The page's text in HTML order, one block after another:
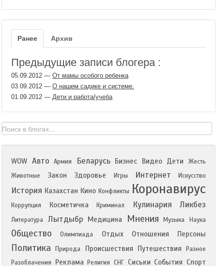
Ранее Архив
Предыдущие записи блогера :
05.09.2012 — От мамы особого ребенка
03.09.2012 — О нашем садике и системе.
01.09.2012 — Дети и работа/учеба
WOW Авто Армия Беларусь Бизнес Видео Дети
Жесть
Животные
Закон Здоровье Игры Интернет Искусство
История Казахстан Кино Конфликты Коронавирус
Коррупция Косметичка Криминал Кулинария Ликбез
Литература Лытдыбр Медицина Мнения Музыка Наука
Общество Олимпиада Отдых Отношения Персоны
Политика Природа Происшествия Путешествия
Разное
Разоблачения
Реклама Религия СНГ Сиськи События Спорт